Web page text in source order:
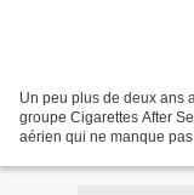
Un peu plus de deux ans
groupe Cigarettes After
aérien qui ne manque pas